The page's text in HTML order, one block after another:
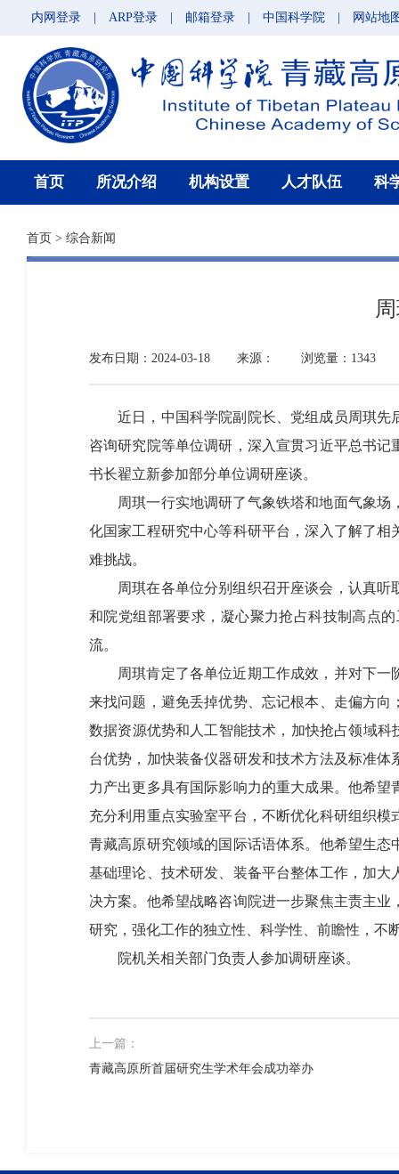
内网登录 ARP登录 邮箱登录 中国科学院 网站地
首页 所况介绍 机构设置 人才队伍 科
首页 > 综合新闻
发布日期：2024-03-18 来源： 浏览量：1343
近日，中国科学院副院长、党组成员周琪先
咨询研究院等单位调研，深入宣贯习近平总书
书长翟立新参加部分单位调研座谈。
周琪一行实地调研了气象铁塔和地面气象场
化国家工程研究中心等科研平台，深入了解了
难挑战。
周琪在各单位分别组织召开座谈会，认真听
和院党组部署要求，凝心聚力抢占科技制高点
流。
周琪肯定了各单位近期工作成效，并对下一
来找问题，避免丢掉优势、忘记根本、走偏方
数据资源优势和人工智能技术，加快抢占领域
台优势，加快装备仪器研发和技术方法及标准
力产出更多具有国际影响力的重大成果。他希
充分利用重点实验室平台，不断优化科研组织
青藏高原研究领域的国际话语体系。他希望生
基础理论、技术研发、装备平台整体工作，加
决方案。他希望战略咨询院进一步聚焦主责主
研究，强化工作的独立性、科学性、前瞻性，不
院机关相关部门负责人参加调研座谈。
上一篇：
青藏高原所首届研究生学术年会成功举办